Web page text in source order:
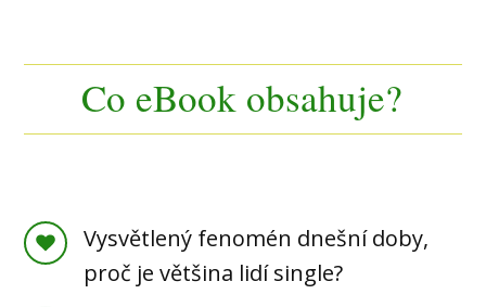
Co eBook obsahuje?
Vysvětlený fenomén dnešní doby,
proč je většina lidí single?